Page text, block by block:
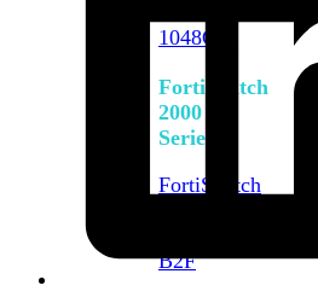
1048G
FortiSwitch
2000
Series
FortiSwitch
B2F